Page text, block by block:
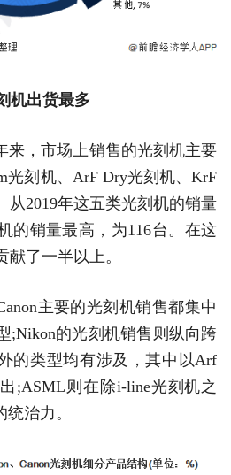
出货最多
来，市场上销售的光刻机主要
光刻机、ArF Dry光刻机、KrF
从2019年这五类光刻机的销量
的销量最高，为116台。在这
献了一半以上。
主要的光刻机销售都集中
;Nikon的光刻机销售则纵向跨
的类型均有涉及，其中以Arf
;ASML则在除i-line光刻机之
治力。